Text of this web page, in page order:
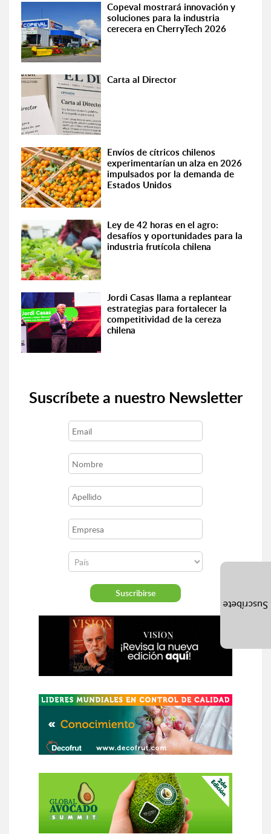
Copeval mostrará innovación y
soluciones para la industria
cerecera en CherryTech 2026
Carta al Director
Envíos de cítricos chilenos
experimentarían un alza en 2026
impulsados por la demanda de
Estados Unidos
Ley de 42 horas en el agro:
desafíos y oportunidades para la
industria frutícola chilena
Jordi Casas llama a replantear
estrategias para fortalecer la
competitividad de la cereza
chilena
Suscríbete a nuestro Newsletter
Suscríbete